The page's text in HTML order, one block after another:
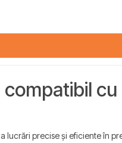
compatibil cu
lucrări precise și eficiente în